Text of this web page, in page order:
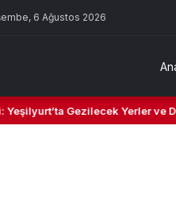
6 Ağustos 2026
Gezilecek Yerler ve